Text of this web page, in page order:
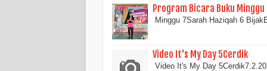
Program Bicara Buku Minggu
Minggu 7Sarah Haziqah 6
Video It's My Day 5Cerdik
Video It's My Day